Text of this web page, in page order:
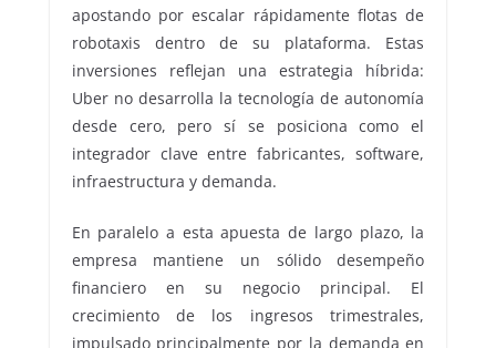
apostando por escalar rápidamente flotas de
robotaxis dentro de su plataforma. Estas
inversiones reflejan una estrategia híbrida:
Uber no desarrolla la tecnología de autonomía
desde cero, pero sí se posiciona como el
integrador clave entre fabricantes, software,
infraestructura y demanda.
En paralelo a esta apuesta de largo plazo, la
empresa mantiene un sólido desempeño
financiero en su negocio principal. El
crecimiento de los ingresos trimestrales,
impulsado principalmente por la demanda en